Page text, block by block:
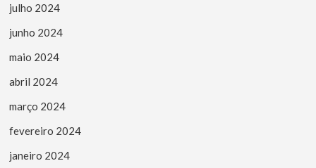
julho 2024
junho 2024
maio 2024
abril 2024
março 2024
fevereiro 2024
janeiro 2024